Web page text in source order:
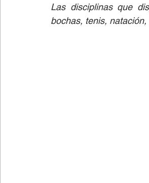
Las disciplinas que
bochas, tenis,